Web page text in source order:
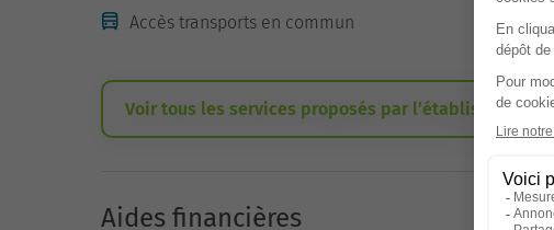
Accès transports en commun
Voir tous les services proposés par l’établissement
Aides financières